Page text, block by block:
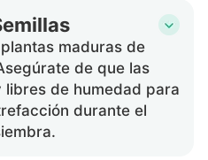
maduras de
de que las
libres de humedad para
durante el